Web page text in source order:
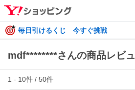
毎日引けるくじ 今すぐ挑戦
mdf********さんの商品レビ
1 - 10件 / 50件